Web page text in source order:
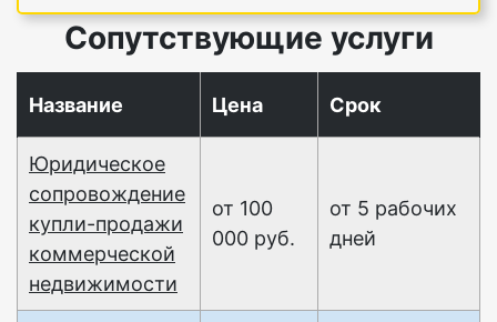
Сопутствующие услуги
Название Цена Срок
Юридическое
сопровождение
купли-продажи
коммерческой
недвижимости
от 100
000 руб.
от 5 рабочих
дней